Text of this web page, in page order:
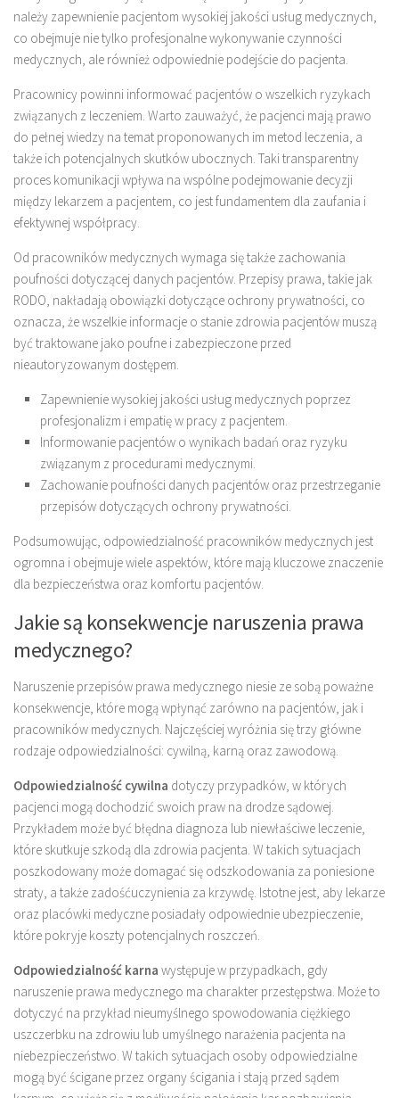
należy zapewnienie pacjentom wysokiej jakości usług medycznych,
co obejmuje nie tylko profesjonalne wykonywanie czynności
medycznych, ale również odpowiednie podejście do pacjenta.
Pracownicy powinni informować pacjentów o wszelkich ryzykach
związanych z leczeniem. Warto zauważyć, że pacjenci mają prawo
do pełnej wiedzy na temat proponowanych im metod leczenia, a
także ich potencjalnych skutków ubocznych. Taki transparentny
proces komunikacji wpływa na wspólne podejmowanie decyzji
między lekarzem a pacjentem, co jest fundamentem dla zaufania i
efektywnej współpracy.
Od pracowników medycznych wymaga się także zachowania
poufności dotyczącej danych pacjentów. Przepisy prawa, takie jak
RODO, nakładają obowiązki dotyczące ochrony prywatności, co
oznacza, że wszelkie informacje o stanie zdrowia pacjentów muszą
być traktowane jako poufne i zabezpieczone przed
nieautoryzowanym dostępem.
Zapewnienie wysokiej jakości usług medycznych poprzez
profesjonalizm i empatię w pracy z pacjentem.
Informowanie pacjentów o wynikach badań oraz ryzyku
związanym z procedurami medycznymi.
Zachowanie poufności danych pacjentów oraz przestrzeganie
przepisów dotyczących ochrony prywatności.
Podsumowując, odpowiedzialność pracowników medycznych jest
ogromna i obejmuje wiele aspektów, które mają kluczowe znaczenie
dla bezpieczeństwa oraz komfortu pacjentów.
Jakie są konsekwencje naruszenia prawa
medycznego?
Naruszenie przepisów prawa medycznego niesie ze sobą poważne
konsekwencje, które mogą wpłynąć zarówno na pacjentów, jak i
pracowników medycznych. Najczęściej wyróżnia się trzy główne
rodzaje odpowiedzialności: cywilną, karną oraz zawodową.
Odpowiedzialność cywilna dotyczy przypadków, w których
pacjenci mogą dochodzić swoich praw na drodze sądowej.
Przykładem może być błędna diagnoza lub niewłaściwe leczenie,
które skutkuje szkodą dla zdrowia pacjenta. W takich sytuacjach
poszkodowany może domagać się odszkodowania za poniesione
straty, a także zadośćuczynienia za krzywdę. Istotne jest, aby lekarze
oraz placówki medyczne posiadały odpowiednie ubezpieczenie,
które pokryje koszty potencjalnych roszczeń.
Odpowiedzialność karna występuje w przypadkach, gdy
naruszenie prawa medycznego ma charakter przestępstwa. Może to
dotyczyć na przykład nieumyślnego spowodowania ciężkiego
uszczerbku na zdrowiu lub umyślnego narażenia pacjenta na
niebezpieczeństwo. W takich sytuacjach osoby odpowiedzialne
mogą być ścigane przez organy ścigania i stają przed sądem